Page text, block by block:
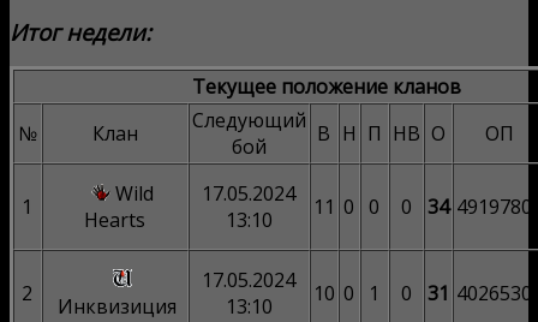
Итог недели:
Текущее положение кланов
№
Клан
Следующий
бой
В Н П НВ О ОП
1
Wild
Hearts
17.05.2024
13:10
11 0 0 0 34
2 Инквизиция
17.05.2024
13:10
10 0 1 0 31